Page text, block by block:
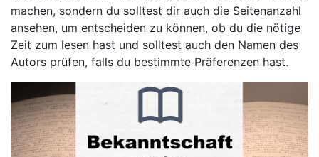
machen, sondern du solltest dir auch die Seitenanzahl
ansehen, um entscheiden zu können, ob du die nötige
Zeit zum lesen hast und solltest auch den Namen des
Autors prüfen, falls du bestimmte Präferenzen hast.